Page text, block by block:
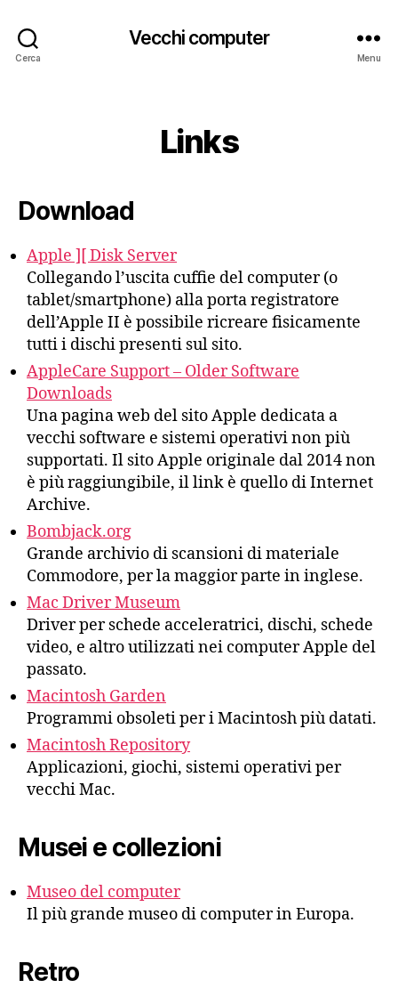
Cerca
Vecchi computer
Menu
Links
Download
Apple ][ Disk Server
Collegando l’uscita cuffie del computer (o
tablet/smartphone) alla porta registratore
dell’Apple II è possibile ricreare fisicamente
tutti i dischi presenti sul sito.
AppleCare Support – Older Software
Downloads
Una pagina web del sito Apple dedicata a
vecchi software e sistemi operativi non più
supportati. Il sito Apple originale dal 2014 non
è più raggiungibile, il link è quello di Internet
Archive.
Bombjack.org
Grande archivio di scansioni di materiale
Commodore, per la maggior parte in inglese.
Mac Driver Museum
Driver per schede acceleratrici, dischi, schede
video, e altro utilizzati nei computer Apple del
passato.
Macintosh Garden
Programmi obsoleti per i Macintosh più datati.
Macintosh Repository
Applicazioni, giochi, sistemi operativi per
vecchi Mac.
Musei e collezioni
Museo del computer
Il più grande museo di computer in Europa.
Retro